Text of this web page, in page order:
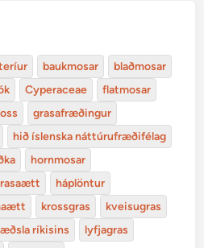
baukmosar
blaðmosar
Cyperaceae
flatmosar
grasafræðingur
hið íslenska náttúrufræðifélag
hornmosar
háplöntur
krossgras
kveisugras
ríkisins
lyfjagras